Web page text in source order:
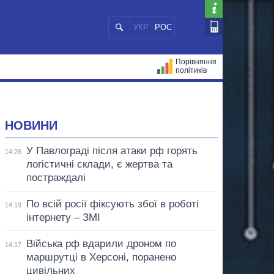
УКР РОС
Порівняння
політиків
НОВИНИ
14:26
У Павлограді після атаки рф горять
логістичні склади, є жертва та
постраждалі
14:19
По всій росії фіксують збої в роботі
інтернету – ЗМІ
14:17
Війська рф вдарили дроном по
маршрутці в Херсоні, поранено
цивільних